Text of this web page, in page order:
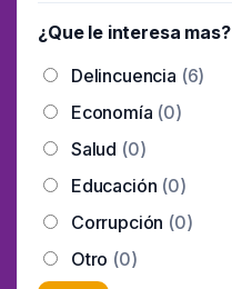
¿Que le interesa mas?
Delincuencia (6)
Economía (0)
Salud (0)
Educación (0)
Corrupción (0)
Otro (0)